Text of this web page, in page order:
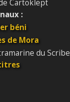
Cartoklept
:
béni
de Mora
du Scribe